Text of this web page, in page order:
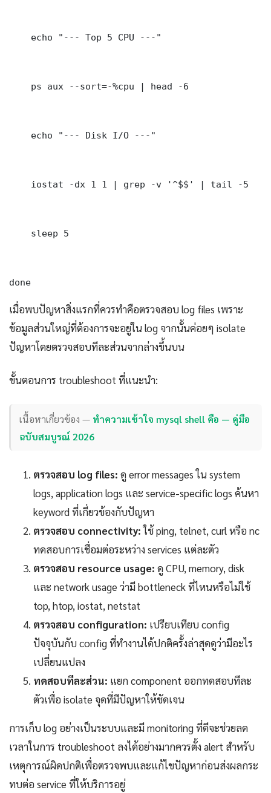
    echo "--- Top 5 CPU ---"
    ps aux --sort=-%cpu | head -6
    echo "--- Disk I/O ---"
    iostat -dx 1 1 | grep -v '^$$' | tail -5
    sleep 5
done
เมื่อพบปัญหาสิ่งแรกที่ควรทำคือตรวจสอบ log files เพราะ
ข้อมูลส่วนใหญ่ที่ต้องการจะอยู่ใน log จากนั้นค่อยๆ isolate
ปัญหาโดยตรวจสอบทีละส่วนจากล่างขึ้นบน
ขั้นตอนการ troubleshoot ที่แนะนำ:
เนื้อหาเกี่ยวข้อง — ทำความเข้าใจ mysql shell คือ — คู่มือ
ฉบับสมบูรณ์ 2026
ตรวจสอบ log files: ดู error messages ใน system
logs, application logs และ service-specific logs ค้นหา
keyword ที่เกี่ยวข้องกับปัญหา
ตรวจสอบ connectivity:ใช้ ping, telnet, curl หรือ nc
ทดสอบการเชื่อมต่อระหว่าง services แต่ละตัว
ตรวจสอบ resource usage: ดู CPU, memory, disk
และ network usage ว่ามี bottleneck ที่ไหนหรือไม่ใช้
top, htop, iostat, netstat
ตรวจสอบ configuration: เปรียบเทียบ config
ปัจจุบันกับ config ที่ทำงานได้ปกติครั้งล่าสุดดูว่ามีอะไร
เปลี่ยนแปลง
ทดสอบทีละส่วน: แยก component ออกทดสอบทีละ
ตัวเพื่อ isolate จุดที่มีปัญหาให้ชัดเจน
การเก็บ log อย่างเป็นระบบและมี monitoring ที่ดีจะช่วยลด
เวลาในการ troubleshoot ลงได้อย่างมากควรตั้ง alert สำหรับ
เหตุการณ์ผิดปกติเพื่อตรวจพบและแก้ไขปัญหาก่อนส่งผลกระ
ทบต่อ service ที่ให้บริการอยู่